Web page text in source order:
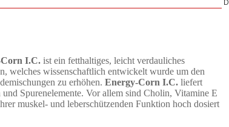
I.C. ist ein fetthaltiges, leicht verdauliches
welches wissenschaftlich entwickelt wurde um den
zu erhöhen. Energy-Corn I.C. liefert
Spurenelemente. Vor allem sind Cholin, Vitamine E
muskel- und leberschützenden Funktion hoch dosiert